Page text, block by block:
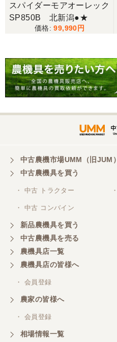
スパイダーモアオーレック
SP850B 北新潟●★
99,990
中古農機市場UMM（旧JUM）
中古農機具を買う
・ 中古 トラクター
・ 中古 コンバイン
新品農機具を買う
中古農機具を売る
農機具店一覧
農機具店の皆様へ
・ 会員登録
農家の皆様へ
・ 会員登録
相場情報一覧